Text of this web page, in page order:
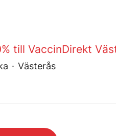
till VaccinDirekt
· Västerås